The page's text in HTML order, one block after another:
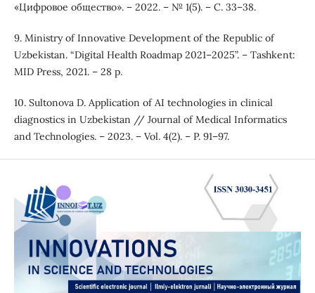
«Цифровое общество». – 2022. – № 1(5). – С. 33–38.
9. Ministry of Innovative Development of the Republic of
Uzbekistan. “Digital Health Roadmap 2021–2025”. – Tashkent:
MID Press, 2021. – 28 p.
10. Sultonova D. Application of AI technologies in clinical
diagnostics in Uzbekistan // Journal of Medical Informatics
and Technologies. – 2023. – Vol. 4(2). – P. 91–97.